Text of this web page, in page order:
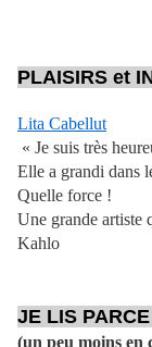
PLAISIRS et
Lita Cabellut
« Je suis très
Elle a grandi dans
Quelle force !
Une grande artiste
Kahlo
JE LIS
(un peu moins en